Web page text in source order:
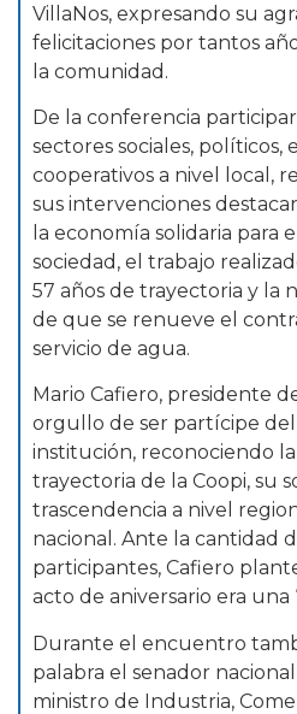
VillaNos, expresando su
felicitaciones por tantos
la comunidad.
De la conferencia
sectores sociales, políticos,
cooperativos a nivel local,
sus intervenciones
la economía solidaria para
sociedad, el trabajo
57 años de trayectoria y la
de que se renueve el
servicio de agua.
Mario Cafiero, presidente
orgullo de ser partícipe del
institución, reconociendo
trayectoria de la Coopi, su
trascendencia a nivel
nacional. Ante la cantidad
participantes, Cafiero
acto de aniversario era una
Durante el encuentro
palabra el senador nacional
ministro de Industria,